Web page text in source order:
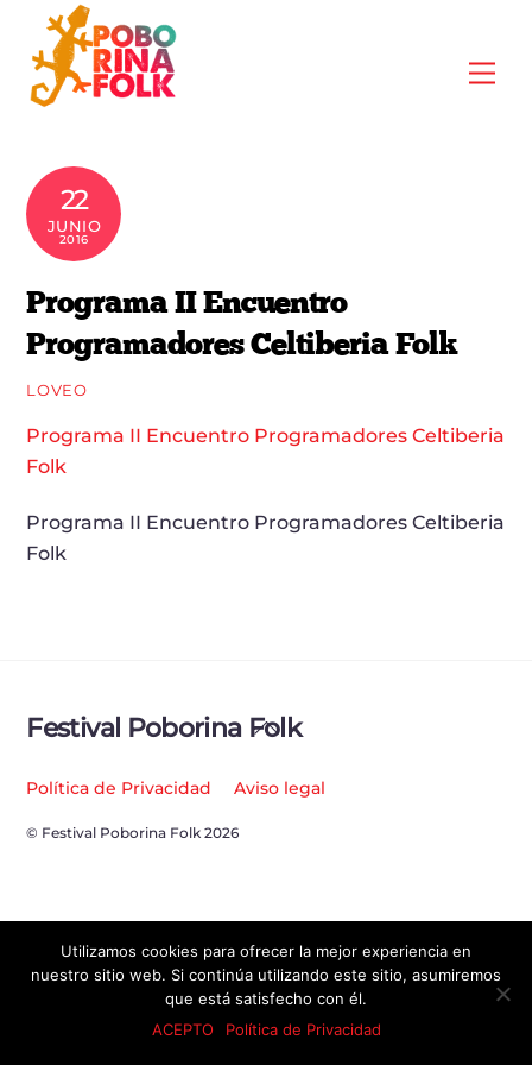
content
22
JUNIO
2016
Programa II Encuentro
Programadores Celtiberia Folk
LOVEO
Programa II Encuentro Programadores Celtiberia
Folk
Programa II Encuentro Programadores Celtiberia
Folk
Back
Top
Festival Poborina Folk
Política de Privacidad Aviso legal
© Festival Poborina Folk 2026
Utilizamos cookies para ofrecer la mejor experiencia en
nuestro sitio web. Si continúa utilizando este sitio, asumiremos
que está satisfecho con él.
ACEPTO
Política de Privacidad